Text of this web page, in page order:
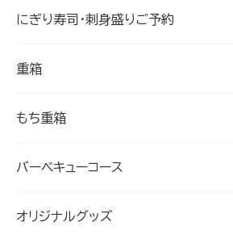
にぎり寿司・刺身盛りご予約
重箱
もち重箱
バーベキューコース
オリジナルグッズ